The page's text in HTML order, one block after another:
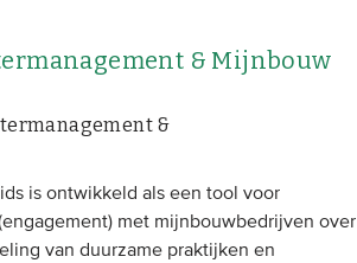
& Mijnbouw
&
is ontwikkeld als een tool voor
met mijnbouwbedrijven over
van duurzame praktijken en